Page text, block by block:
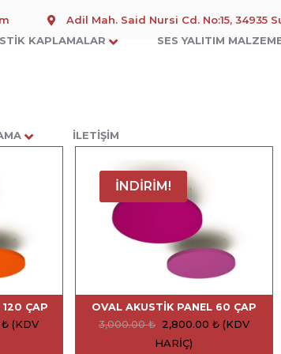
Adil Mah. Said Nursi Cd. No:15, 34935
KAPLAMALAR SES YALITIM
İLETIŞIM
ÇAP
₺ (KDV
İNDIRIM!
OVAL AKUSTIK PANEL 60 ÇAP
3,000.00₺ 2,800.00 ₺ (KDV
HARIÇ)